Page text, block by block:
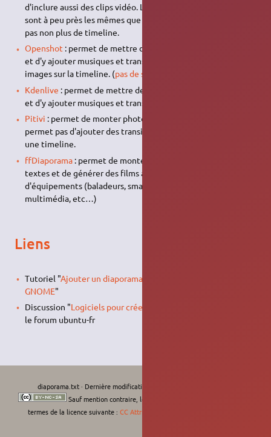
d'inclure aussi des clips vidéo. Les transitions disponibles
sont à peu près les mêmes que dans Imagination, et il n'y a
pas non plus de timeline.
Openshot : permet de mettre des images et vidéos à la suite,
et d'y ajouter musiques et transitions. Il faut déposer les
images sur la timeline. (pas de sous-titres actuellement
Kdenlive : permet de mettre des images et vidéos à la suite,
et d'y ajouter musiques et transitions.
Pitivi : permet de monter photos, vidéos, musiques. Pitivi ne
permet pas d'ajouter des transitions, mais il fonctionne avec
une timeline.
ffDiaporama: permet de monter photos, vidéos, musiques et
textes et de générer des films à l'aide d'une base de données
d'équipements (baladeurs, smartphone, disque dur
multimédia, etc…)
Liens
Tutoriel "Ajouter un diaporama en fond d'écran avec
GNOME"
Discussion "Logiciels pour créer un diaporama de photos
le forum ubuntu-fr
diaporama.txt· Dernière modification :
Sauf mention contraire, le contenu de ce wiki est placé sous les
termes de la licence suivante : CC Attribution-Noncommercial-Share Alike 4.0